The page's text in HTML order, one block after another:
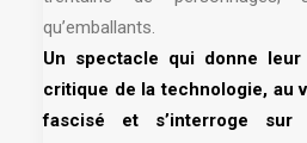
qu’emballants.
Un spectacle qui donne
critique de la technologie, au
fascisé et s’interroge